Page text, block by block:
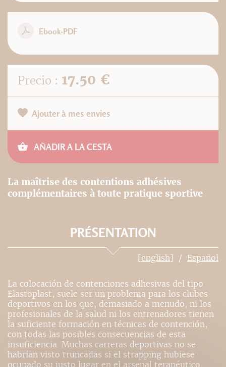
Ebook-PDF
Precio : 17.50 €
Ajouter à mes envies
AÑADIR A LA CESTA
La maîtrise des contentions adhésives
complémentaires à toute pratique sportive
PRÉSENTATION
[english] Español
La colocación de contenciones adhesivas del tipo
Elastoplast, suele ser un problema para los clubes
deportivos en los que, demasiado a menudo, ni los
profesionales de la salud ni los entrenadores tienen
la suficiente formación en técnicas de contención,
con todas las posibles consecuencias de esta
insuficiencia. Muchas carreras deportivas no se
habrían visto truncadas si el strapping hubiese
ocupado su justo lugar en el arsenal terapéutico.